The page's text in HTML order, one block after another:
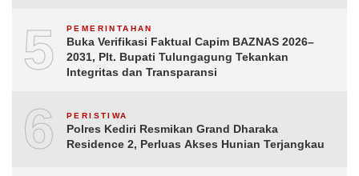
5 PEMERINTAHAN
Buka Verifikasi Faktual Capim BAZNAS 2026–
2031, Plt. Bupati Tulungagung Tekankan
Integritas dan Transparansi
6 PERISTIWA
Polres Kediri Resmikan Grand Dharaka
Residence 2, Perluas Akses Hunian Terjangkau